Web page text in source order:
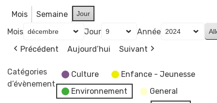
Mois Semaine Jour
Mois Jour
Année
Précédent
Aujourd’hui Suivant
Catégories
d’évènement
Culture
Enfance - Jeunesse
Environnement
General